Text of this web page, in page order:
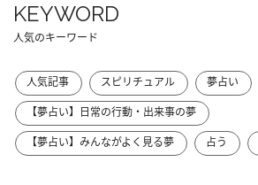
KEYWORD
人気のキーワード
人気記事 スピリチュアル
夢占い
【夢占い】日常の行動・出来事の夢
【夢占い】みんながよく見る夢
占う